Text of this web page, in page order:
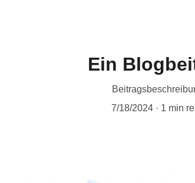
Ein
7/18/2024
1 min